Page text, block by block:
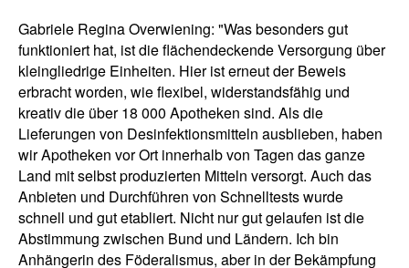
Gabriele Regina Overwiening: "Was besonders gut
funktioniert hat, ist die flächendeckende Versorgung über
kleingliedrige Einheiten. Hier ist erneut der Beweis
erbracht worden, wie flexibel, widerstandsfähig und
kreativ die über 18 000 Apotheken sind. Als die
Lieferungen von Desinfektionsmitteln ausblieben, haben
wir Apotheken vor Ort innerhalb von Tagen das ganze
Land mit selbst produzierten Mitteln versorgt. Auch das
Anbieten und Durchführen von Schnelltests wurde
schnell und gut etabliert. Nicht nur gut gelaufen ist die
Abstimmung zwischen Bund und Ländern. Ich bin
Anhängerin des Föderalismus, aber in der Bekämpfung